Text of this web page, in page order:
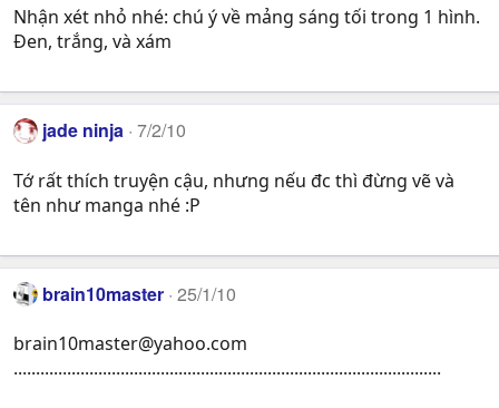
Nhận xét nhỏ nhé: chú ý về mảng sáng tối trong 1 hình.
Đen, trắng, và xám
jade ninja 7/2/10
Tớ rất thích truyện cậu, nhưng nếu đc thì đừng vẽ và
tên như manga nhé :P
brain10master 25/1/10
brain10master@yahoo.com
................................................................................................